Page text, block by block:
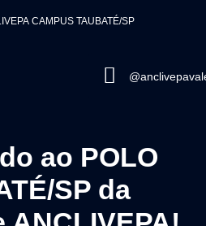
CAMPUS TAUBATÉ/SP
ao POLO
SP da